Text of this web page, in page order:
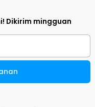
Dikirim mingguan